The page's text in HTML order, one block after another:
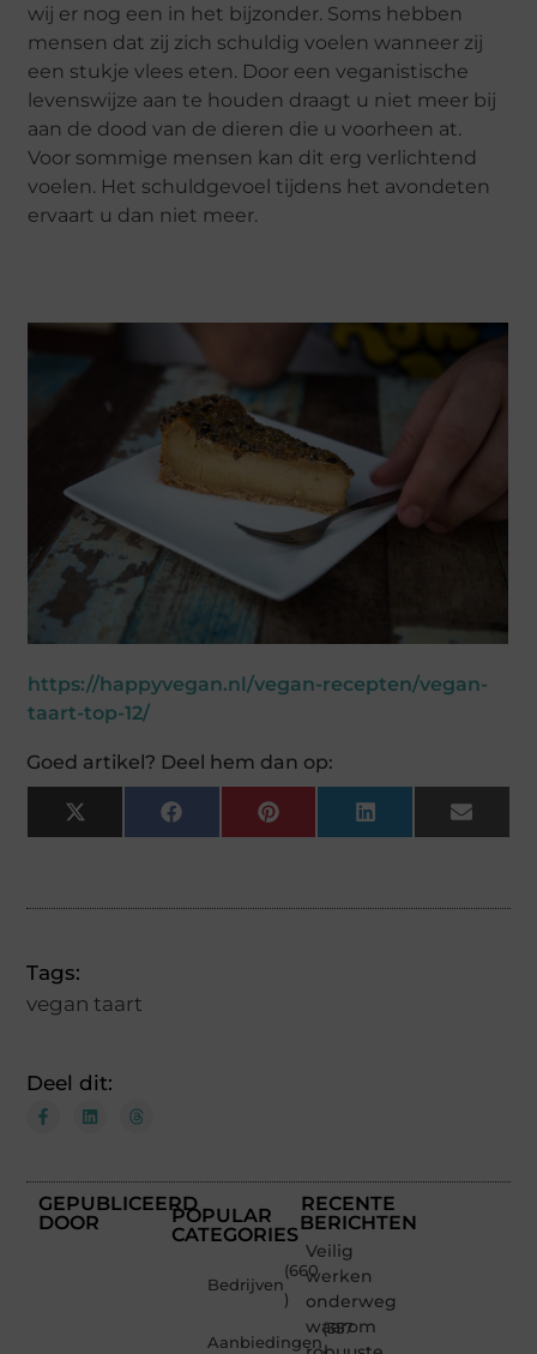
wij er nog een in het bijzonder. Soms hebben
mensen dat zij zich schuldig voelen wanneer zij
een stukje vlees eten. Door een veganistische
levenswijze aan te houden draagt u niet meer bij
aan de dood van de dieren die u voorheen at.
Voor sommige mensen kan dit erg verlichtend
voelen. Het schuldgevoel tijdens het avondeten
ervaart u dan niet meer.
https://happyvegan.nl/vegan-recepten/vegan-
taart-top-12/
Goed artikel? Deel hem dan op:
X
(Twitter)
FacebookPinterestLinkedInEmail
Tags:
vegan taart
Deel dit:
GEPUBLICEERD
DOOR
POPULAR
CATEGORIES
Bedrijven
(660
)
Aanbiedingen
(357
RECENTE
BERICHTEN
Veilig
werken
onderweg:
waarom